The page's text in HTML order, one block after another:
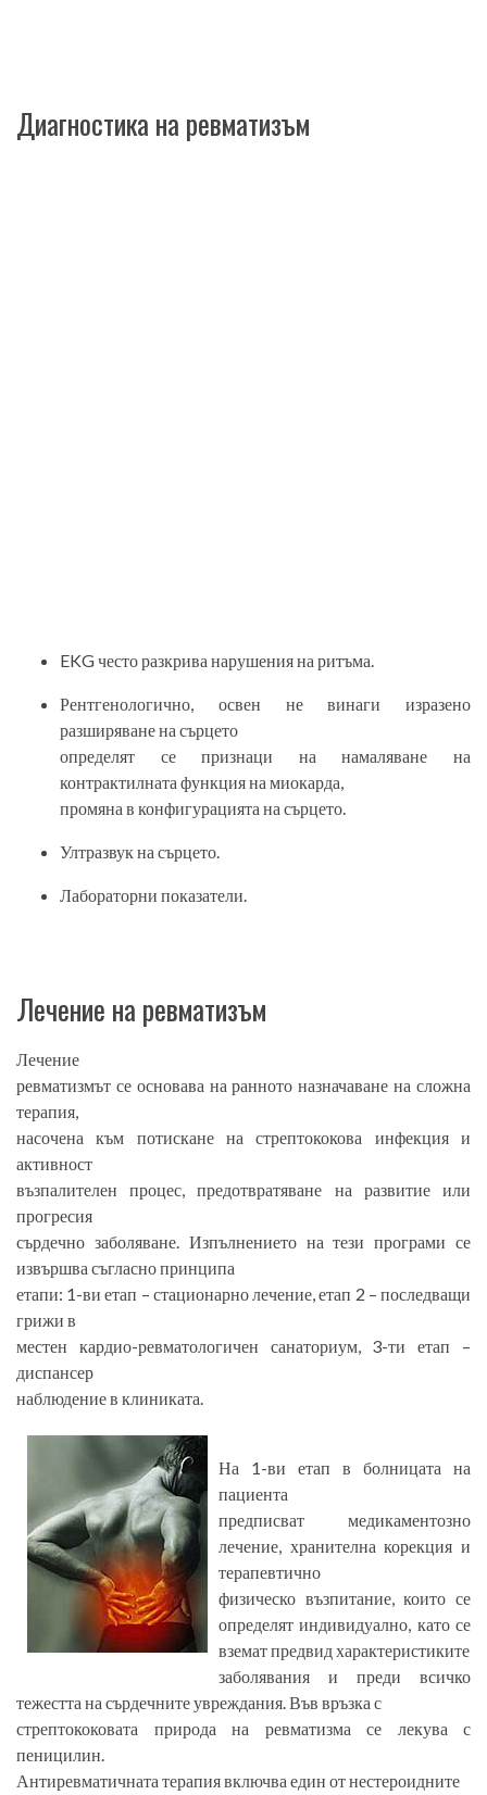
Диагностика на ревматизъм
EKG често разкрива нарушения на ритъма.
Рентгенологично, освен не винаги изразено
разширяване на сърцето
определят се признаци на намаляване на
контрактилната функция на миокарда,
промяна в конфигурацията на сърцето.
Ултразвук на сърцето.
Лабораторни показатели.
Лечение на ревматизъм
Лечение
ревматизмът се основава на ранното назначаване на сложна
терапия,
насочена към потискане на стрептококова инфекция и
активност
възпалителен процес, предотвратяване на развитие или
прогресия
сърдечно заболяване. Изпълнението на тези програми се
извършва съгласно принципа
етапи: 1-ви етап – стационарно лечение, етап 2 – последващи
грижи в
местен кардио-ревматологичен санаториум, 3-ти етап –
диспансер
наблюдение в клиниката.
На 1-ви етап в болницата на
пациента
предписват медикаментозно
лечение, хранителна корекция и
терапевтично
физическо възпитание, които се
определят индивидуално, като се
вземат предвид характеристиките
заболявания и преди всичко
тежестта на сърдечните увреждания. Във връзка с
стрептококовата природа на ревматизма се лекува с
пеницилин.
Антиревматичната терапия включва един от нестероидните